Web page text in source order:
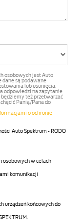
osobowych jest Auto
dane są podawane
lub usunięcia.
odpowiedzi na zapytanie
też przetwarzać
Panią/Pana do
o ochronie
Auto Spektrum - RODO
osobowych w celach
komunikacji
urządzeń końcowych do